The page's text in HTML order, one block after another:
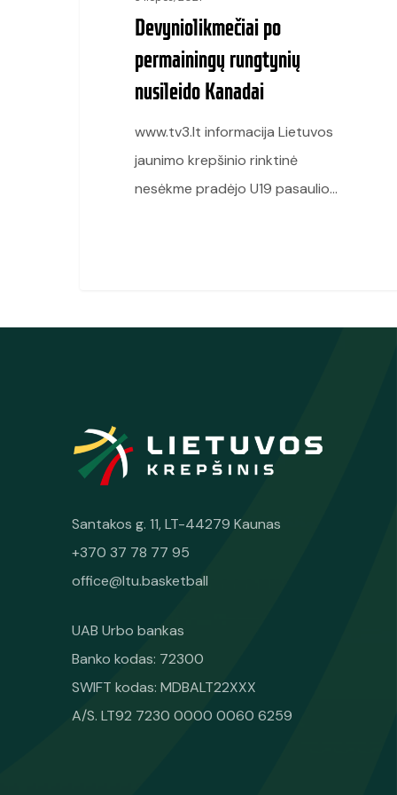
Devyniolikmečiai po
permainingų rungtynių
nusileido Kanadai
www.tv3.lt informacija Lietuvos
jaunimo krepšinio rinktinė
nesėkme pradėjo U19 pasaulio…
Santakos g. 11, LT-44279 Kaunas
+370 37 78 77 95
office@ltu.basketball
UAB Urbo bankas
Banko kodas: 72300
SWIFT kodas: MDBALT22XXX
A/S. LT92 7230 0000 0060 6259